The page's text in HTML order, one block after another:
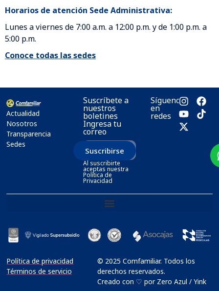
Horarios de atención Sede Administrativa:
Lunes a viernes de 7:00 a.m. a 12:00 p.m. y de 1:00 p.m. a
5:00 p.m.
Conoce todas las sedes
Actualidad
Nosotros
Transparencia
Sedes
Suscríbete a
nuestros
boletines
Ingresa tu
correo
Suscribirse
Al suscribirte
aceptas nuestra
Política de
Privacidad
Síguenos
en
redes
Política de privacidad
Términos de servicio
© 2025 Comfamiliar. Todos los
derechos reservados.
Creado con ♡ por Zero Azul / Yink